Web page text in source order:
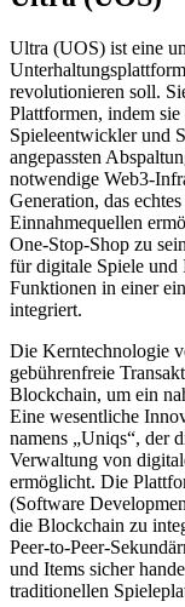
Ultra (UOS) ist eine
revolutionieren soll.
Plattformen, indem
Spieleentwickler und
angepassten
notwendige Web3-
Generation, das
Einnahmequellen
One-Stop-Shop zu
für digitale Spiele und
Funktionen in einer
integriert.
Die Kerntechnologie
gebührenfreie
Blockchain, um ein
Eine wesentliche
namens „Uniqs“, der
Verwaltung von
ermöglicht. Die
(Software
die Blockchain zu
Peer-to-Peer-
und Items sicher
traditionellen